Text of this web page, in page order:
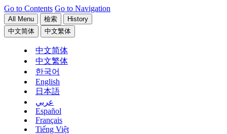
Go to Contents Go to Navigation
All Menu 檢索
History
中文简体
中文繁体
中文简体
中文繁体
한국어
English
日本語
عربي
Español
Français
Tiếng Việt